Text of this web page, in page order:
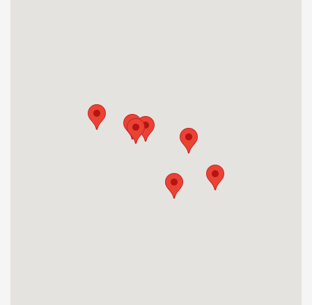
0904 92 0082
Get Directions
Tòa nhà 29T1, Hoàng Đạo Thúy, Trung Hòa,
Cầu Giấy, Hà Nội, Việt Nam.